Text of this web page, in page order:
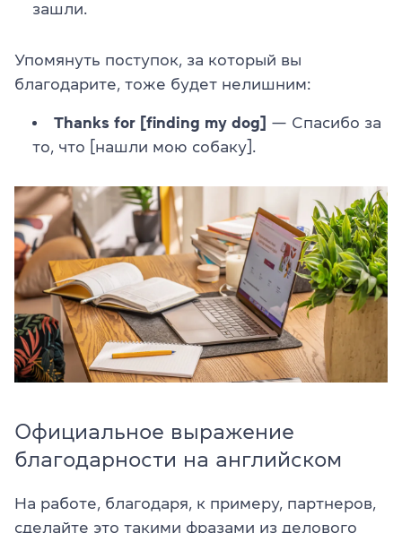
зашли.
Упомянуть поступок, за который вы
благодарите, тоже будет нелишним:
Thanks for [finding my dog] — Спасибо за
то, что [нашли мою собаку].
Официальное выражение
благодарности на английском
На работе, благодаря, к примеру, партнеров,
сделайте это такими фразами из делового